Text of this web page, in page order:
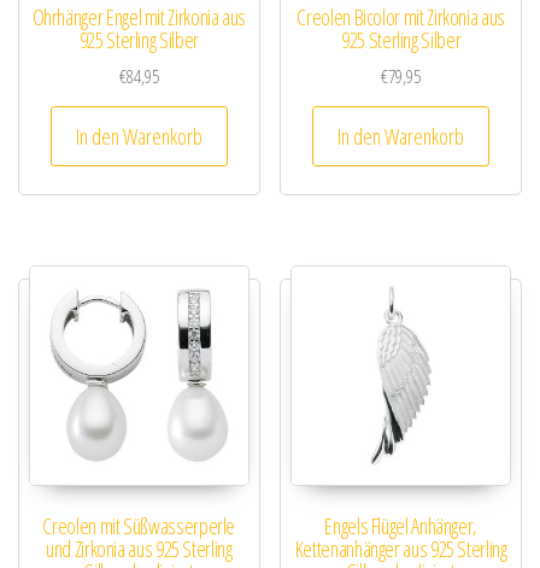
Ohrhänger Engel mit Zirkonia aus
925 Sterling Silber
€84,95
In den Warenkorb
Creolen Bicolor mit Zirkonia aus
925 Sterling Silber
€79,95
In den Warenkorb
Creolen mit Süßwasserperle
und Zirkonia aus 925 Sterling
Engels Flügel Anhänger,
Kettenanhänger aus 925 Sterling